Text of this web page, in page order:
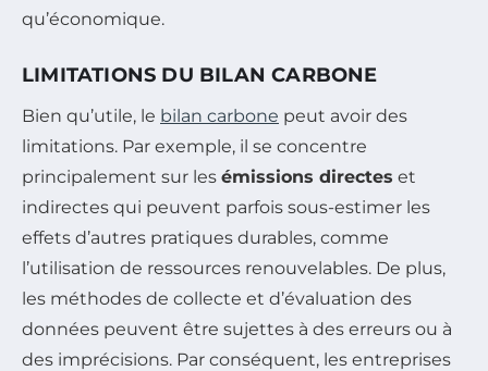
qu’économique.
LIMITATIONS DU BILAN CARBONE
Bien qu’utile, le bilan carbone peut avoir des
limitations. Par exemple, il se concentre
principalement sur les émissions directes et
indirectes qui peuvent parfois sous-estimer les
effets d’autres pratiques durables, comme
l’utilisation de ressources renouvelables. De plus,
les méthodes de collecte et d’évaluation des
données peuvent être sujettes à des erreurs ou à
des imprécisions. Par conséquent, les entreprises